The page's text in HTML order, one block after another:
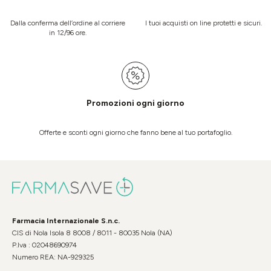
Dalla conferma dell’ordine al corriere
in 12/96 ore.
I tuoi acquisti on line protetti e sicuri.
Promozioni ogni giorno
Offerte e sconti ogni giorno che fanno bene al tuo portafoglio.
Farmacia Internazionale S.n.c.
CIS di Nola Isola 8 8008 / 8011 - 80035 Nola (NA)
P.Iva : 02048690974
Numero REA: NA-929325